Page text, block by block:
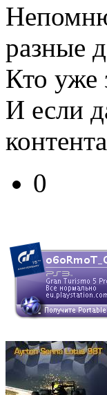
разные
Кто уже
И если
0